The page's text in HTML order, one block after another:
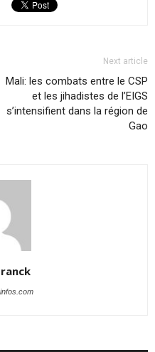
Next article
Mali: les combats entre le CSP
et les jihadistes de l’EIGS
s’intensifient dans la région de
Gao